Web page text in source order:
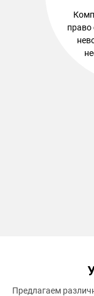
право
Предлагаем